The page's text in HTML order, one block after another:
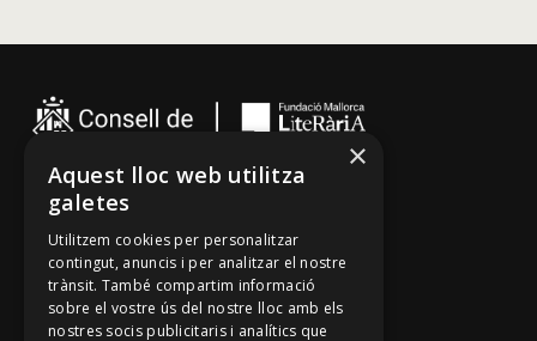
Visca!
Cançoner
Tradicionari
Arxiu Oral
Contacte
×
Aquest lloc web utilitza
galetes
Utilitzem cookies per personalitzar
contingut, anuncis i per analitzar el nostre
trànsit. També compartim informació
sobre el vostre ús del nostre lloc amb els
nostres socis publicitaris i analítics que